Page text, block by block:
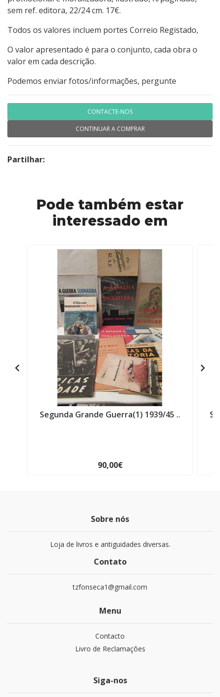
sem ref. editora, 22/24 cm. 17€.
Todos os valores incluem portes Correio Registado,
O valor apresentado é para o conjunto, cada obra o
valor em cada descrição.
Podemos enviar fotos/informações, pergunte
CONTACTE-NOS
CONTINUAR A COMPRAR
Partilhar:
Pode também estar
interessado em
Segunda Grande Guerra(1) 1939/45 ..
90,00€
Sobre nós
Loja de livros e antiguidades diversas.
Contato
tzfonseca1@gmail.com
Menu
Contacto
Livro de Reclamações
Siga-nos